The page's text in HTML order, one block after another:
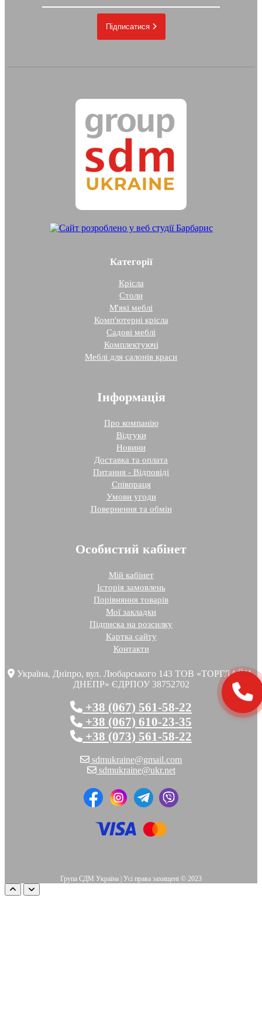
Підписатися
Категорії
Крісла
Столи
М'які меблі
Комп'ютерні крісла
Садові меблі
Комплектуючі
Меблі для салонів краси
Інформація
Про компанію
Відгуки
Новини
Доставка та оплата
Питання - Відповіді
Співпраця
Умови угоди
Повернення та обмін
Особистий кабінет
Мій кабінет
Історія замовлень
Порівняння товарів
Мої закладки
Підписка на розсилку
Картка сайту
Контакти
Україна, Дніпро, вул. Любарського 143 ТОВ «ТОРГЛАЙН-
ДНЕПР» ЄДРПОУ 38752702
+38 (067) 561-58-22
+38 (067) 610-23-35
+38 (073) 561-58-22
sdmukraine@gmail.com
sdmukraine@ukr.net
Група СДМ Україна | Усі права захищені © 2023